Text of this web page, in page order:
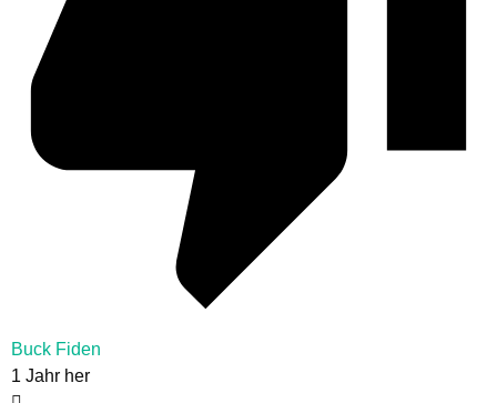
Buck Fiden
1 Jahr her